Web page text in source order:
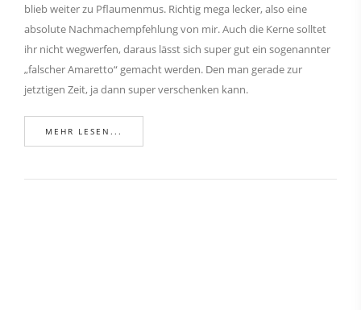
blieb weiter zu Pflaumenmus. Richtig mega lecker, also eine
absolute Nachmachempfehlung von mir. Auch die Kerne solltet
ihr nicht wegwerfen, daraus lässt sich super gut ein sogenannter
„falscher Amaretto“ gemacht werden. Den man gerade zur
jetztigen Zeit, ja dann super verschenken kann.
MEHR LESEN...